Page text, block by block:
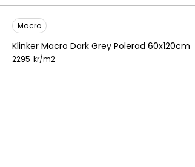
Macro
Klinker Macro Dark Grey Polerad 60x120cm
2295 kr/m2